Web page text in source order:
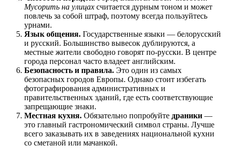
Мусорить на улицах считается дурным тоном и может
повлечь за собой штраф, поэтому всегда пользуйтесь
урнами.
Язык общения. Государственные языки — белорусский
и русский. Большинство вывесок дублируются, а
местные жители свободно говорят по-русски. В центре
города персонал часто владеет английским.
Безопасность и правила. Это один из самых
безопасных городов Европы. Однако стоит избегать
фотографирования административных и
правительственных зданий, где есть соответствующие
запрещающие знаки.
Местная кухня. Обязательно попробуйте драники —
это главный гастрономический символ страны. Лучше
всего заказывать их в заведениях национальной кухни
со сметаной или мачанкой.